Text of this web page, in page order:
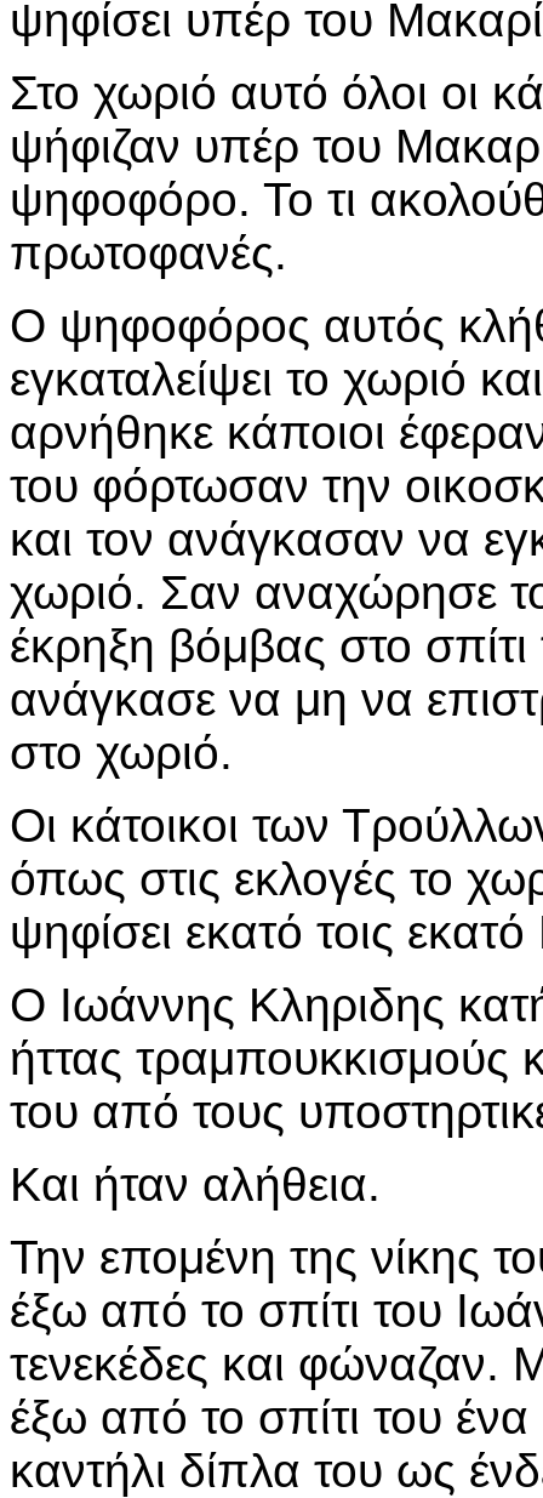
ψηφίσει υπέρ του
Στο χωριό αυτό όλοι οι
ψήφιζαν υπέρ του
ψηφοφόρο. Το τι
πρωτοφανές.
Ο ψηφοφόρος αυτός
εγκαταλείψει το χωριό
αρνήθηκε κάποιοι
του φόρτωσαν την
και τον ανάγκασαν να
χωριό. Σαν αναχώρησε
έκρηξη βόμβας στο σπίτι
ανάγκασε να μη να
στο χωριό.
Οι κάτοικοι των
όπως στις εκλογές το
ψηφίσει εκατό τοις
Ο Ιωάννης Κληριδης
ήττας τραμπουκκισμούς
του από τους
Και ήταν αλήθεια.
Την επομένη της νίκης
έξω από το σπίτι του
τενεκέδες και φώναζαν.
έξω από το σπίτι του
καντήλι δίπλα του ως